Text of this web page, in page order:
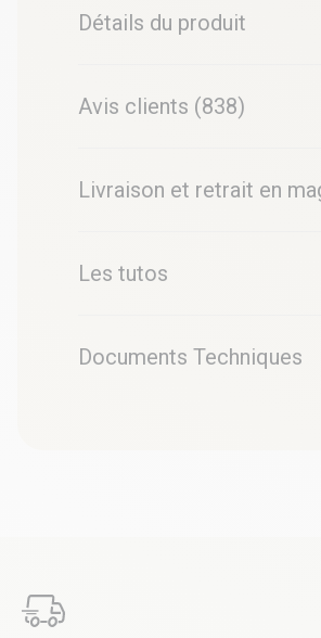
Détails du produit
Avis clients (838)
Livraison et retrait en
Les tutos
Documents Techniques